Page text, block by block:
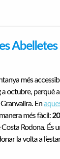
més
a octubre, perquè
En
més fàcil:
Rodona. És
la volta a